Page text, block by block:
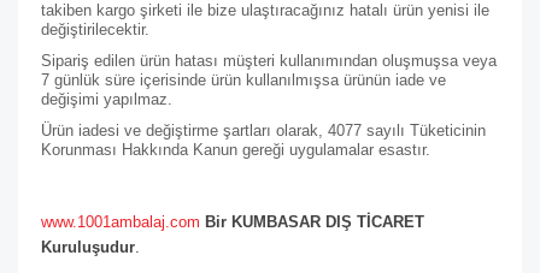
takiben kargo şirketi ile bize ulaştıracağınız hatalı ürün yenisi ile
değiştirilecektir.
Sipariş edilen ürün hatası müşteri kullanımından oluşmuşsa veya
7 günlük süre içerisinde ürün kullanılmışsa ürünün iade ve
değişimi yapılmaz.
Ürün iadesi ve değiştirme şartları olarak, 4077 sayılı Tüketicinin
Korunması Hakkında Kanun gereği uygulamalar esastır.
www.1001ambalaj.com Bir KUMBASAR DIŞ TİCARET
Kuruluşudur